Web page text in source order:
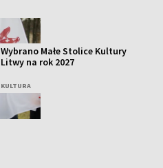
Wybrano Małe Stolice Kultury
Litwy na rok 2027
KULTURA